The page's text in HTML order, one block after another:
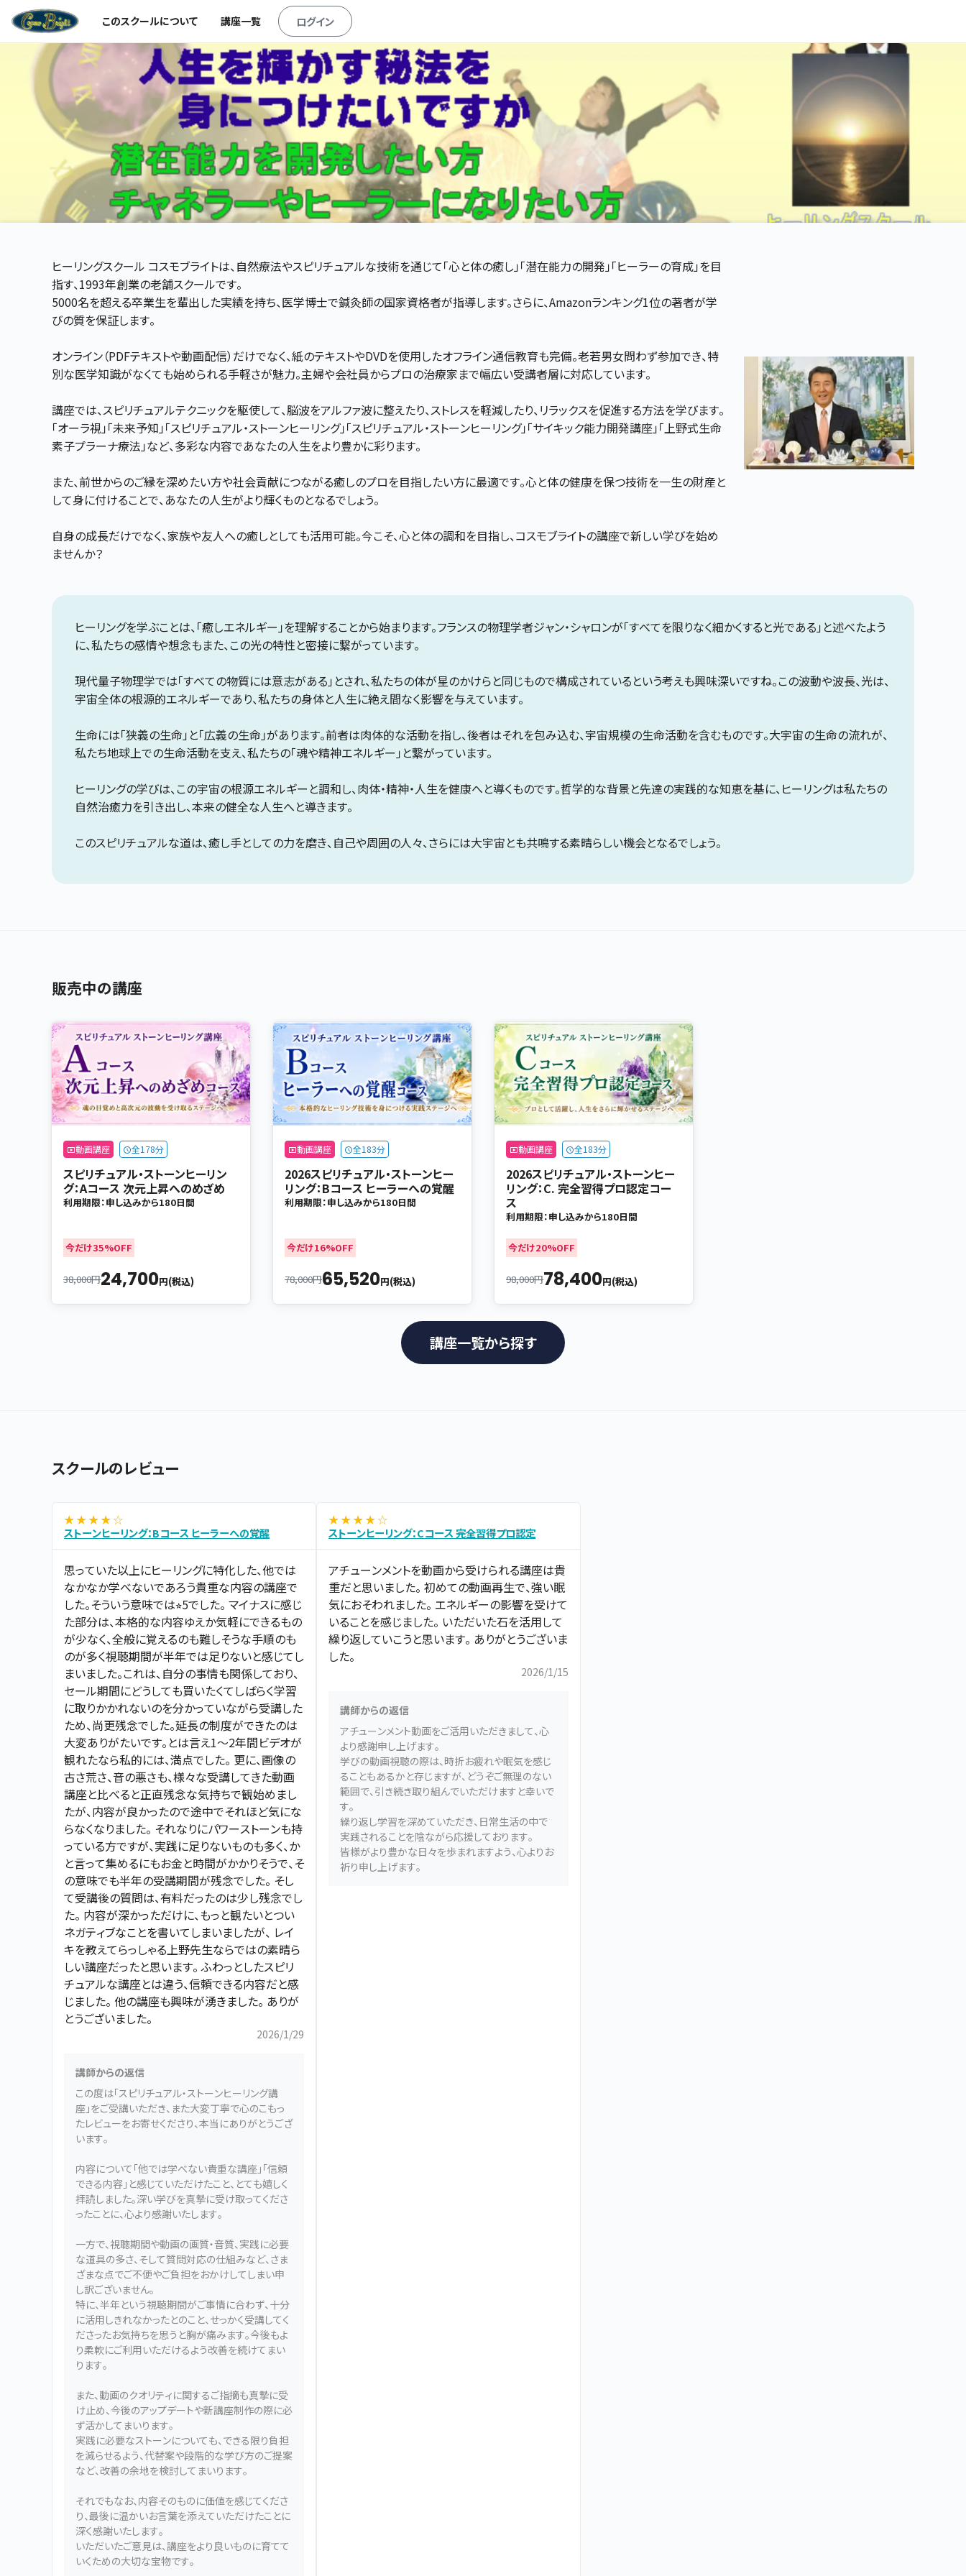
このスクールについて 講座一覧 ログイン
ヒーリングスクール コスモブライトは、自然療法やスピリチュアルな技術を通じて「心と体の癒し」「潜在能力の開発」「ヒーラーの育成」を目
指す、1993年創業の老舗スクールです。
5000名を超える卒業生を輩出した実績を持ち、医学博士で鍼灸師の国家資格者が指導します。さらに、Amazonランキング1位の著者が学
びの質を保証します。
オンライン（PDFテキストや動画配信）だけでなく、紙のテキストやDVDを使用したオフライン通信教育も完備。老若男女問わず参加でき、特
別な医学知識がなくても始められる手軽さが魅力。主婦や会社員からプロの治療家まで幅広い受講者層に対応しています。
講座では、スピリチュアルテクニックを駆使して、脳波をアルファ波に整えたり、ストレスを軽減したり、リラックスを促進する方法を学びます。
「オーラ視」「未来予知」「スピリチュアル・ストーンヒーリング」「スピリチュアル・ストーンヒーリング」「サイキック能力開発講座」「上野式生命
素子プラーナ療法」など、多彩な内容であなたの人生をより豊かに彩ります。
また、前世からのご縁を深めたい方や社会貢献につながる癒しのプロを目指したい方に最適です。心と体の健康を保つ技術を一生の財産と
して身に付けることで、あなたの人生がより輝くものとなるでしょう。
自身の成長だけでなく、家族や友人への癒しとしても活用可能。今こそ、心と体の調和を目指し、コスモブライトの講座で新しい学びを始め
ませんか？
ヒーリングを学ぶことは、「癒しエネルギー」を理解することから始まります。フランスの物理学者ジャン・シャロンが「すべてを限りなく細かくすると光である」と述べたよう
に、私たちの感情や想念もまた、この光の特性と密接に繋がっています。
現代量子物理学では「すべての物質には意志がある」とされ、私たちの体が星のかけらと同じもので構成されているという考えも興味深いですね。この波動や波長、光は、
宇宙全体の根源的エネルギーであり、私たちの身体と人生に絶え間なく影響を与えています。
生命には「狭義の生命」と「広義の生命」があります。前者は肉体的な活動を指し、後者はそれを包み込む、宇宙規模の生命活動を含むものです。大宇宙の生命の流れが、
私たち地球上での生命活動を支え、私たちの「魂や精神エネルギー」と繋がっています。
ヒーリングの学びは、この宇宙の根源エネルギーと調和し、肉体・精神・人生を健康へと導くものです。哲学的な背景と先達の実践的な知恵を基に、ヒーリングは私たちの
自然治癒力を引き出し、本来の健全な人生へと導きます。
このスピリチュアルな道は、癒し手としての力を磨き、自己や周囲の人々、さらには大宇宙とも共鳴する素晴らしい機会となるでしょう。
販売中の講座
動画講座 全178分
スピリチュアル・ストーンヒーリン
グ：Aコース 次元上昇へのめざめ
利用期限：申し込みから180日間
今だけ35%OFF
38,000円24,700円(税込)
動画講座 全183分
2026スピリチュアル・ストーンヒー
リング：Bコース ヒーラーへの覚醒
利用期限：申し込みから180日間
今だけ16%OFF
78,000円65,520円(税込)
動画講座 全183分
2026スピリチュアル・ストーンヒー
リング：C. 完全習得プロ認定コー
ス
利用期限：申し込みから180日間
今だけ20%OFF
98,000円78,400円(税込)
講座一覧から探す
スクールのレビュー
★ ★ ★ ★ ☆
ストーンヒーリング：Bコース ヒーラーへの覚醒
思っていた以上にヒーリングに特化した、他では
なかなか学べないであろう貴重な内容の講座で
した。そういう意味では⭐︎5でした。 マイナスに感じ
た部分は、本格的な内容ゆえか気軽にできるもの
が少なく、全般に覚えるのも難しそうな手順のも
のが多く視聴期間が半年では足りないと感じてし
まいました。これは、自分の事情も関係しており、
セール期間にどうしても買いたくてしばらく学習
に取りかかれないのを分かっていながら受講した
ため、尚更残念でした。延長の制度ができたのは
大変ありがたいです。とは言え1〜2年間ビデオが
観れたなら私的には、満点でした。 更に、画像の
古さ荒さ、音の悪さも、様々な受講してきた動画
講座と比べると正直残念な気持ちで観始めまし
たが、内容が良かったので途中でそれほど気にな
らなくなりました。 それなりにパワーストーンも持
っている方ですが、実践に足りないものも多く、か
と言って集めるにもお金と時間がかかりそうで、そ
の意味でも半年の受講期間が残念でした。 そし
て受講後の質問は、有料だったのは少し残念でし
た。 内容が深かっただけに、もっと観たいとつい
ネガティブなことを書いてしまいましたが、 レイ
キを教えてらっしゃる上野先生ならではの素晴ら
しい講座だったと思います。 ふわっとしたスピリ
チュアルな講座とは違う、信頼できる内容だと感
じました。 他の講座も興味が湧きました。 ありが
とうございました。
2026/1/29
講師からの返信
この度は「スピリチュアル・ストーンヒーリング講
座」をご受講いただき、また大変丁寧で心のこもっ
たレビューをお寄せくださり、本当にありがとうござ
います。
内容について「他では学べない貴重な講座」「信頼
できる内容」と感じていただけたこと、とても嬉しく
拝読しました。深い学びを真摯に受け取ってくださ
ったことに、心より感謝いたします。
一方で、視聴期間や動画の画質・音質、実践に必要
な道具の多さ、そして質問対応の仕組みなど、さま
ざまな点でご不便やご負担をおかけしてしまい申
し訳ございません。
特に、半年という視聴期間がご事情に合わず、十分
に活用しきれなかったとのこと、せっかく受講してく
ださったお気持ちを思うと胸が痛みます。今後もよ
り柔軟にご利用いただけるよう改善を続けてまい
ります。
また、動画のクオリティに関するご指摘も真摯に受
け止め、今後のアップデートや新講座制作の際に必
ず活かしてまいります。
実践に必要なストーンについても、できる限り負担
を減らせるよう、代替案や段階的な学び方のご提案
など、改善の余地を検討してまいります。
それでもなお、内容そのものに価値を感じてくださ
り、最後に温かいお言葉を添えていただけたことに
深く感謝いたします。
いただいたご意見は、講座をより良いものに育てて
いくための大切な宝物です。
★ ★ ★ ★ ☆
ストーンヒーリング：Cコース 完全習得プロ認定
アチューンメントを動画から受けられる講座は貴
重だと思いました。 初めての動画再生で、強い眠
気におそわれました。 エネルギーの影響を受けて
いることを感じました。 いただいた石を活用して
繰り返していこうと思います。 ありがとうございま
した。
2026/1/15
講師からの返信
アチューンメント動画をご活用いただきまして、心
より感謝申し上げます。
学びの動画視聴の際は、時折お疲れや眠気を感じ
ることもあるかと存じますが、どうぞご無理のない
範囲で、引き続き取り組んでいただけますと幸いで
す。
繰り返し学習を深めていただき、日常生活の中で
実践されることを陰ながら応援しております。
皆様がより豊かな日々を歩まれますよう、心よりお
祈り申し上げます。